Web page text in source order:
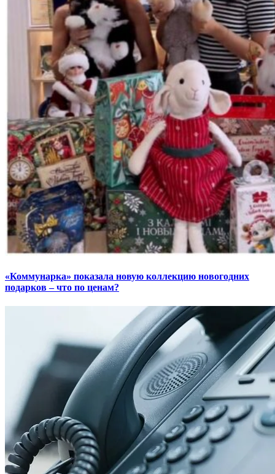
«Коммунарка» показала новую коллекцию новогодних
подарков – что по ценам?